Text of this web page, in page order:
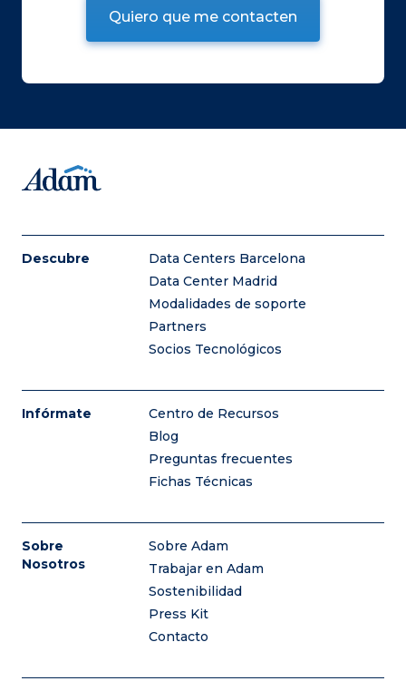
Descubre
Data Centers Barcelona
Data Center Madrid
Modalidades de soporte
Partners
Socios Tecnológicos
Infórmate
Centro de Recursos
Blog
Preguntas frecuentes
Fichas Técnicas
Sobre
Nosotros
Sobre Adam
Trabajar en Adam
Sostenibilidad
Press Kit
Contacto